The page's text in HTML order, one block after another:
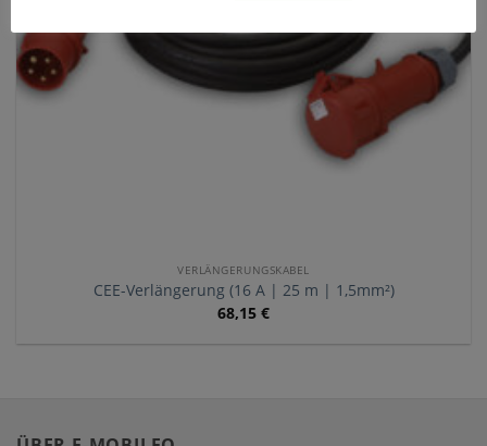
VERLÄNGERUNGSKABEL
CEE-Verlängerung (16 A | 25 m | 1,5mm²)
68,15 €